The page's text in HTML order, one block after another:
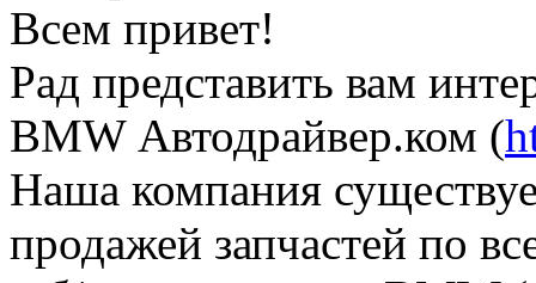
Всем привет!
Рад представить вам
BMW Автодрайвер.ком (
Наша компания
продажей запчастей по